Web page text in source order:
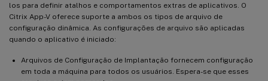
los para definir atalhos e comportamentos extras de aplicativos. O
Citrix App-V oferece suporte a ambos os tipos de arquivo de
configuração dinâmica. As configurações de arquivo são aplicadas
quando o aplicativo é iniciado:
Arquivos de Configuração de Implantação fornecem configuração
em toda a máquina para todos os usuários. Espera-se que esses